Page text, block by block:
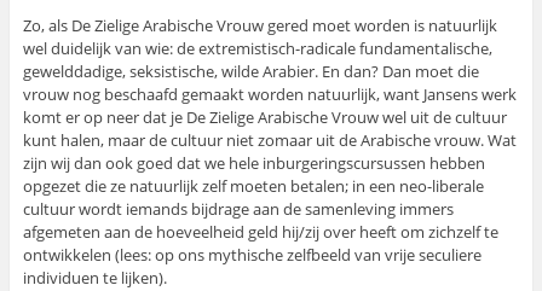
Zo, als De Zielige Arabische Vrouw gered moet worden is natuurlijk
wel duidelijk van wie: de extremistisch-radicale fundamentalische,
gewelddadige, seksistische, wilde Arabier. En dan? Dan moet die
vrouw nog beschaafd gemaakt worden natuurlijk, want Jansens werk
komt er op neer dat je De Zielige Arabische Vrouw wel uit de cultuur
kunt halen, maar de cultuur niet zomaar uit de Arabische vrouw. Wat
zijn wij dan ook goed dat we hele inburgeringscursussen hebben
opgezet die ze natuurlijk zelf moeten betalen; in een neo-liberale
cultuur wordt iemands bijdrage aan de samenleving immers
afgemeten aan de hoeveelheid geld hij/zij over heeft om zichzelf te
ontwikkelen (lees: op ons mythische zelfbeeld van vrije seculiere
individuen te lijken).